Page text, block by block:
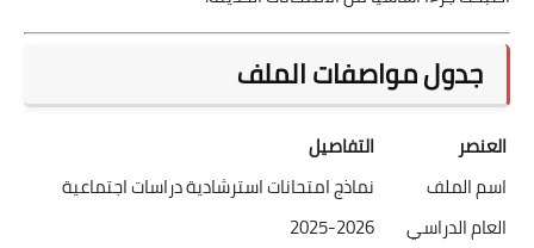
جدول مواصفات الملف
العنصر
التفاصيل
اسم الملف
نماذج امتحانات استرشادية دراسات اجتماعية
العام الدراسي
2025-2026